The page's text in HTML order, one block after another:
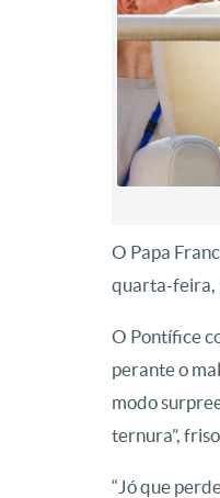
O Papa
quarta-feira,
O Pontífice
perante o
modo
ternura”,
“Jó que